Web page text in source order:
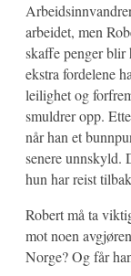
arbeidet, men
skaffe penger blir
ekstra fordelene
leilighet og
smuldrer opp.
når han et
senere unnskyld.
hun har reist
Robert må ta
mot noen
Norge? Og får